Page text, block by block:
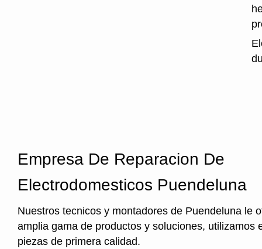
Empresa De Reparacion De
Electrodomesticos Puendeluna
Nuestros tecnicos y montadores de Puendeluna le
amplia gama de productos y soluciones, utilizamos
piezas de primera calidad.